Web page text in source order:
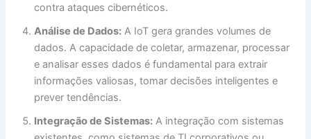
contra ataques cibernéticos.
Análise de Dados: A IoT gera grandes volumes de
dados. A capacidade de coletar, armazenar, processar
e analisar esses dados é fundamental para extrair
informações valiosas, tomar decisões inteligentes e
prever tendências.
Integração de Sistemas: A integração com sistemas